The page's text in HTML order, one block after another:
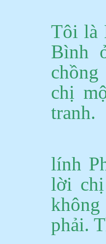
Tôi là
Bình
chị
tranh.
lính
lời
phải.